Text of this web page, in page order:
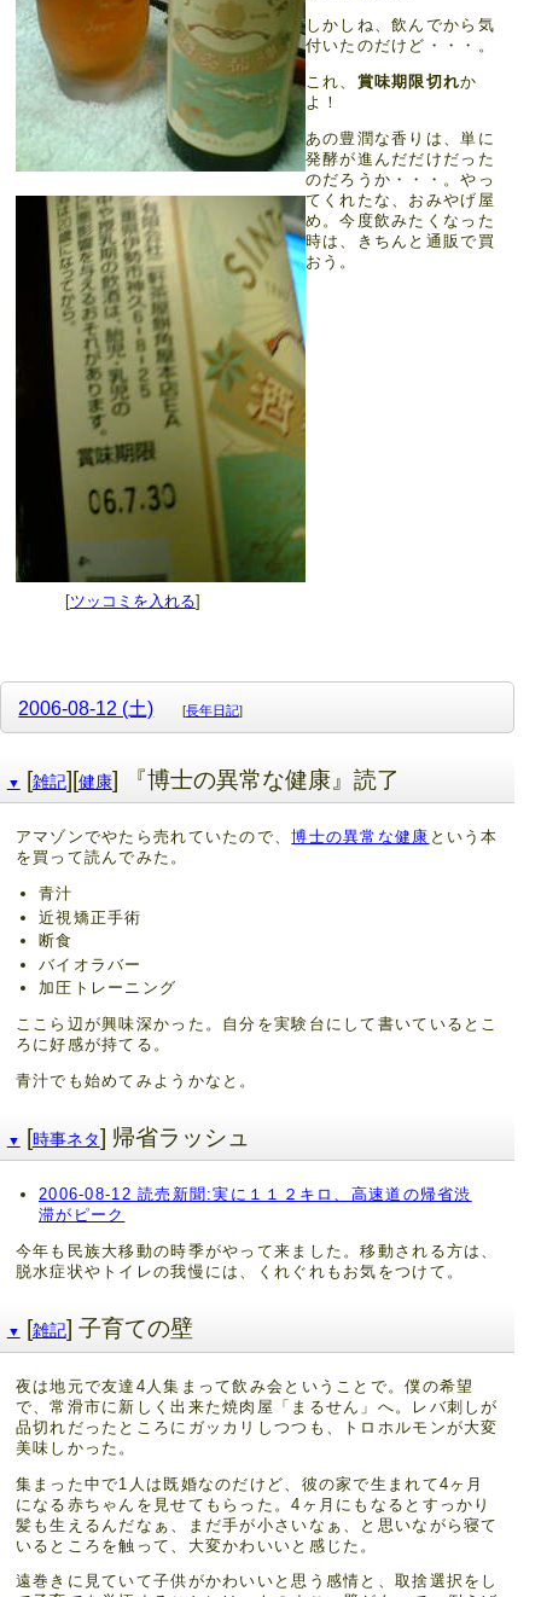
しかしね、飲んでから気
付いたのだけど・・・。
これ、 賞味期限切れか
よ！
あの豊潤な香りは、単に
発酵が進んだだけだった
のだろうか・・・。やっ
てくれたな、おみやげ屋
め。今度飲みたくなった
時は、きちんと通販で買
おう。
[ツッコミを入れる]
2006-08-12 (土) [長年日記]
▼ [雑記][健康] 『博士の異常な健康』読了
アマゾンでやたら売れていたので、博士の異常な健康 という本
を買って読んでみた。
青汁
近視矯正手術
断食
バイオラバー
加圧トレーニング
ここら辺が興味深かった。自分を実験台にして書いているとこ
ろに好感が持てる。
青汁でも始めてみようかなと。
▼ [時事ネタ] 帰省ラッシュ
2006-08-12 読売新聞:実に１１２キロ、高速道の帰省渋
滞がピーク
今年も民族大移動の時季がやって来ました。移動される方は、
脱水症状やトイレの我慢には、くれぐれもお気をつけて。
▼ [雑記] 子育ての壁
夜は地元で友達4人集まって飲み会ということで。僕の希望
で、常滑市に新しく出来た焼肉屋「まるせん」へ。レバ刺しが
品切れだったところにガッカリしつつも、トロホルモンが大変
美味しかった。
集まった中で1人は既婚なのだけど、彼の家で生まれて4ヶ月
になる赤ちゃんを見せてもらった。4ヶ月にもなるとすっかり
髪も生えるんだなぁ、まだ手が小さいなぁ、と思いながら寝て
いるところを触って、大変かわいいと感じた。
遠巻きに見ていて子供がかわいいと思う感情と、取捨選択をし